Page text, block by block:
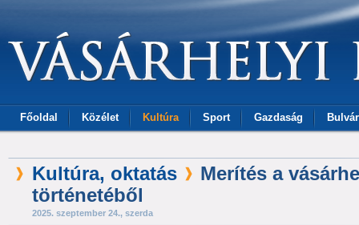
Főoldal Közélet Kultúra Sport Gazdaság Bulvár
Kultúra, oktatás
Merítés a
történetéből
2025. szeptember 24., szerda